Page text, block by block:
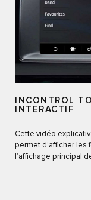
INCONTROL
INTERACTIF
Cette vidéo
permet d’afficher les
l’affichage principal